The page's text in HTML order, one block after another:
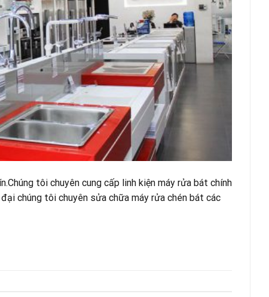
tôi chuyên cung cấp linh kiện máy rửa bát chính
chúng tôi chuyên sửa chữa máy rửa chén bát các